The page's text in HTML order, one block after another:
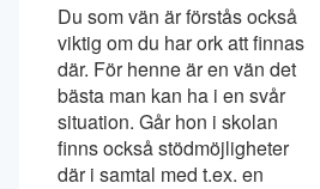
Du som vän är förstås också
viktig om du har ork att finnas
där. För henne är en vän det
bästa man kan ha i en svår
situation. Går hon i skolan
finns också stödmöjligheter
där i samtal med t.ex. en